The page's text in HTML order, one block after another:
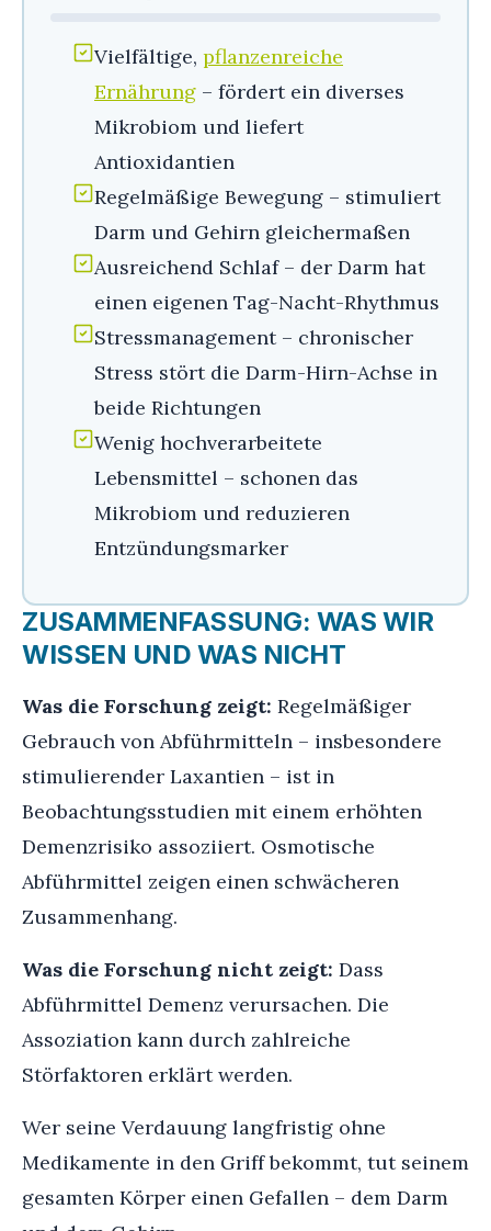
Vielfältige, pflanzenreiche
Ernährung – fördert ein diverses
Mikrobiom und liefert
Antioxidantien
Regelmäßige Bewegung – stimuliert
Darm und Gehirn gleichermaßen
Ausreichend Schlaf – der Darm hat
einen eigenen Tag-Nacht-Rhythmus
Stressmanagement – chronischer
Stress stört die Darm-Hirn-Achse in
beide Richtungen
Wenig hochverarbeitete
Lebensmittel – schonen das
Mikrobiom und reduzieren
Entzündungsmarker
ZUSAMMENFASSUNG: WAS WIR
WISSEN UND WAS NICHT
Was die Forschung zeigt: Regelmäßiger
Gebrauch von Abführmitteln – insbesondere
stimulierender Laxantien – ist in
Beobachtungsstudien mit einem erhöhten
Demenzrisiko assoziiert. Osmotische
Abführmittel zeigen einen schwächeren
Zusammenhang.
Was die Forschung nicht zeigt: Dass
Abführmittel Demenz verursachen. Die
Assoziation kann durch zahlreiche
Störfaktoren erklärt werden.
Wer seine Verdauung langfristig ohne
Medikamente in den Griff bekommt, tut seinem
gesamten Körper einen Gefallen – dem Darm